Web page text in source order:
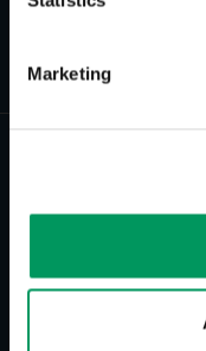
Marketing
better tomorrow